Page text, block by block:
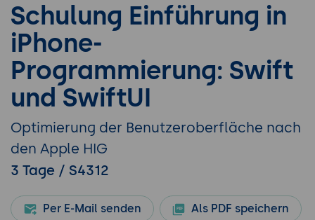
Schulung Einführung in
iPhone-
Programmierung: Swift
und SwiftUI
Optimierung der Benutzeroberfläche nach
den Apple HIG
3 Tage / S4312
Per E-Mail senden Als PDF speichern